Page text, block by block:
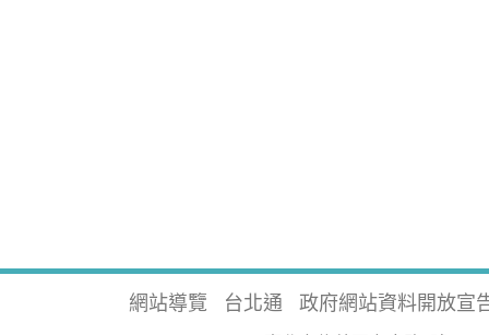
網站導覽 台北通 政府網站資料開放宣